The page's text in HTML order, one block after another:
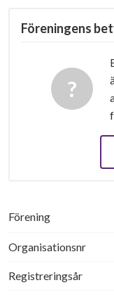
Föreningens
Förening
Organisationsnr
Registreringsår